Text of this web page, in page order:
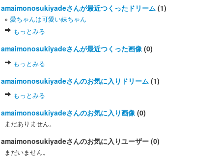
amaimonosukiyadeさんが最近つくったドリーム (1)
» 愛ちゃんは可愛い妹ちゃん
もっとみる
amaimonosukiyadeさんが最近つくった画像(0)
もっとみる
amaimonosukiyadeさんのお気に入りドリーム (1)
もっとみる
amaimonosukiyadeさんのお気に入り画像(0)
まだありません。
amaimonosukiyadeさんのお気に入りユーザー (0)
まだいません。